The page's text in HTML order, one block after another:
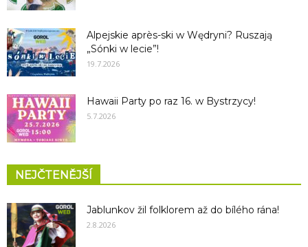
Alpejskie après-ski w Wędryni? Ruszają
„Sónki w lecie”!
19.7.2026
Hawaii Party po raz 16. w Bystrzycy!
5.7.2026
NEJČTENĚJŠÍ
Jablunkov žil folklorem až do bílého rána!
2.8.2026